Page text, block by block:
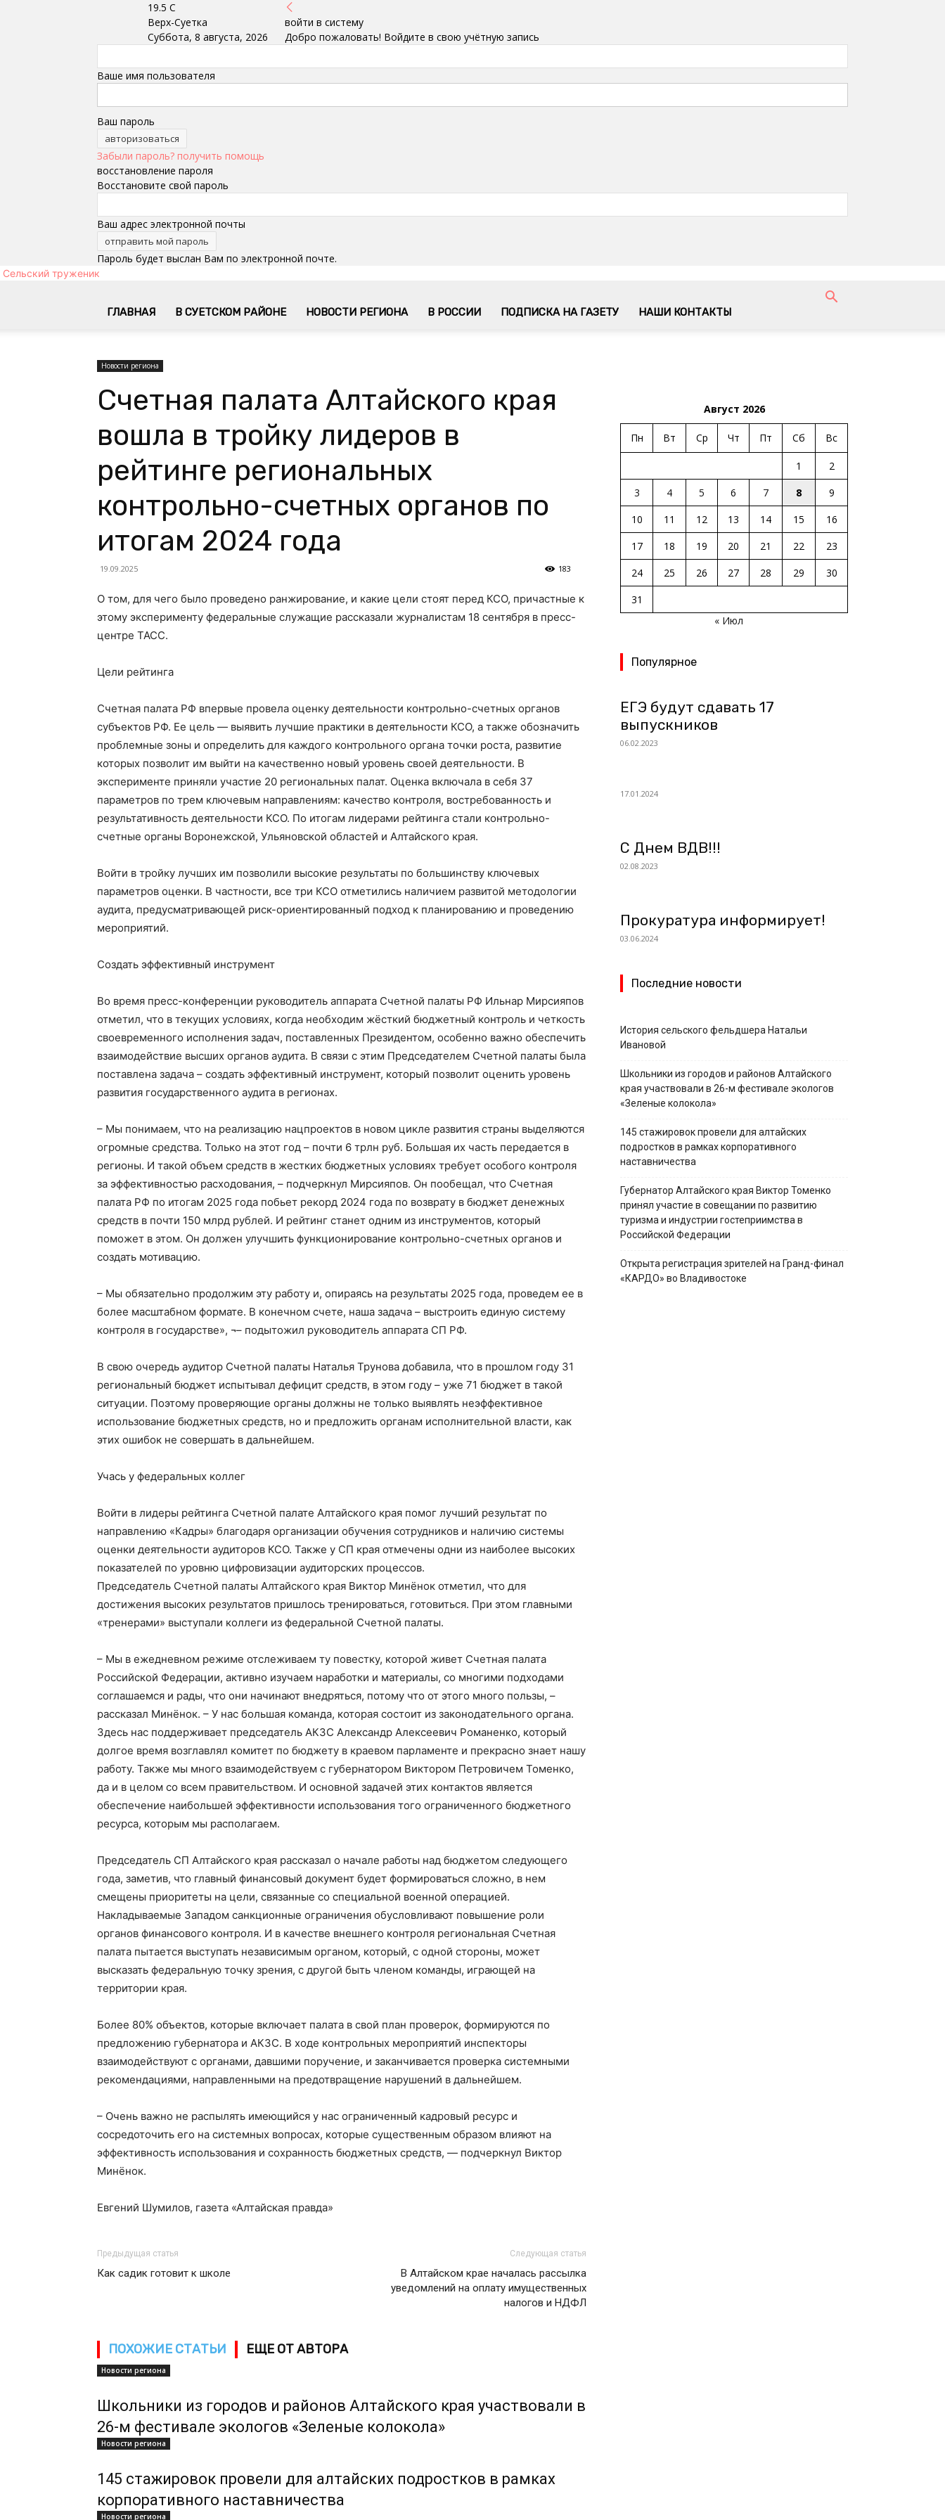
19.5 C
Верх-Суетка
Суббота, 8 августа, 2026
войти в систему
Добро пожаловать! Войдите в свою учётную запись
Ваше имя пользователя
Ваш пароль
Забыли пароль? получить помощь
восстановление пароля
Восстановите свой пароль
Ваш адрес электронной почты
Пароль будет выслан Вам по электронной почте.
Сельский труженик
ГЛАВНАЯ В СУЕТСКОМ РАЙОНЕ НОВОСТИ РЕГИОНА В РОССИИ ПОДПИСКА НА ГАЗЕТУ НАШИ КОНТАКТЫ
Новости региона
Счетная палата Алтайского края
вошла в тройку лидеров в
рейтинге региональных
контрольно-счетных органов по
итогам 2024 года
19.09.2025 183
О том, для чего было проведено ранжирование, и какие цели стоят перед КСО, причастные к
этому эксперименту федеральные служащие рассказали журналистам 18 сентября в пресс-
центре ТАСС.
Цели рейтинга
Счетная палата РФ впервые провела оценку деятельности контрольно-счетных органов
субъектов РФ. Ее цель — выявить лучшие практики в деятельности КСО, а также обозначить
проблемные зоны и определить для каждого контрольного органа точки роста, развитие
которых позволит им выйти на качественно новый уровень своей деятельности. В
эксперименте приняли участие 20 региональных палат. Оценка включала в себя 37
параметров по трем ключевым направлениям: качество контроля, востребованность и
результативность деятельности КСО. По итогам лидерами рейтинга стали контрольно-
счетные органы Воронежской, Ульяновской областей и Алтайского края.
Войти в тройку лучших им позволили высокие результаты по большинству ключевых
параметров оценки. В частности, все три КСО отметились наличием развитой методологии
аудита, предусматривающей риск-ориентированный подход к планированию и проведению
мероприятий.
Создать эффективный инструмент
Во время пресс-конференции руководитель аппарата Счетной палаты РФ Ильнар Мирсияпов
отметил, что в текущих условиях, когда необходим жёсткий бюджетный контроль и четкость
своевременного исполнения задач, поставленных Президентом, особенно важно обеспечить
взаимодействие высших органов аудита. В связи с этим Председателем Счетной палаты была
поставлена задача – создать эффективный инструмент, который позволит оценить уровень
развития государственного аудита в регионах.
– Мы понимаем, что на реализацию нацпроектов в новом цикле развития страны выделяются
огромные средства. Только на этот год – почти 6 трлн руб. Большая их часть передается в
регионы. И такой объем средств в жестких бюджетных условиях требует особого контроля
за эффективностью расходования, – подчеркнул Мирсияпов. Он пообещал, что Счетная
палата РФ по итогам 2025 года побьет рекорд 2024 года по возврату в бюджет денежных
средств в почти 150 млрд рублей. И рейтинг станет одним из инструментов, который
поможет в этом. Он должен улучшить функционирование контрольно-счетных органов и
создать мотивацию.
– Мы обязательно продолжим эту работу и, опираясь на результаты 2025 года, проведем ее в
более масштабном формате. В конечном счете, наша задача – выстроить единую систему
контроля в государстве», ¬– подытожил руководитель аппарата СП РФ.
В свою очередь аудитор Счетной палаты Наталья Трунова добавила, что в прошлом году 31
региональный бюджет испытывал дефицит средств, в этом году – уже 71 бюджет в такой
ситуации. Поэтому проверяющие органы должны не только выявлять неэффективное
использование бюджетных средств, но и предложить органам исполнительной власти, как
этих ошибок не совершать в дальнейшем.
Учась у федеральных коллег
Войти в лидеры рейтинга Счетной палате Алтайского края помог лучший результат по
направлению «Кадры» благодаря организации обучения сотрудников и наличию системы
оценки деятельности аудиторов КСО. Также у СП края отмечены одни из наиболее высоких
показателей по уровню цифровизации аудиторских процессов.
Председатель Счетной палаты Алтайского края Виктор Минёнок отметил, что для
достижения высоких результатов пришлось тренироваться, готовиться. При этом главными
«тренерами» выступали коллеги из федеральной Счетной палаты.
– Мы в ежедневном режиме отслеживаем ту повестку, которой живет Счетная палата
Российской Федерации, активно изучаем наработки и материалы, со многими подходами
соглашаемся и рады, что они начинают внедряться, потому что от этого много пользы, –
рассказал Минёнок. – У нас большая команда, которая состоит из законодательного органа.
Здесь нас поддерживает председатель АКЗС Александр Алексеевич Романенко, который
долгое время возглавлял комитет по бюджету в краевом парламенте и прекрасно знает нашу
работу. Также мы много взаимодействуем с губернатором Виктором Петровичем Томенко,
да и в целом со всем правительством. И основной задачей этих контактов является
обеспечение наибольшей эффективности использования того ограниченного бюджетного
ресурса, которым мы располагаем.
Председатель СП Алтайского края рассказал о начале работы над бюджетом следующего
года, заметив, что главный финансовый документ будет формироваться сложно, в нем
смещены приоритеты на цели, связанные со специальной военной операцией.
Накладываемые Западом санкционные ограничения обусловливают повышение роли
органов финансового контроля. И в качестве внешнего контроля региональная Счетная
палата пытается выступать независимым органом, который, с одной стороны, может
высказать федеральную точку зрения, с другой быть членом команды, играющей на
территории края.
Более 80% объектов, которые включает палата в свой план проверок, формируются по
предложению губернатора и АКЗС. В ходе контрольных мероприятий инспекторы
взаимодействуют с органами, давшими поручение, и заканчивается проверка системными
рекомендациями, направленными на предотвращение нарушений в дальнейшем.
– Очень важно не распылять имеющийся у нас ограниченный кадровый ресурс и
сосредоточить его на системных вопросах, которые существенным образом влияют на
эффективность использования и сохранность бюджетных средств, — подчеркнул Виктор
Минёнок.
Евгений Шумилов, газета «Алтайская правда»
Предыдущая статья
Как садик готовит к школе
Следующая статья
В Алтайском крае началась рассылка
уведомлений на оплату имущественных
налогов и НДФЛ
ПОХОЖИЕ СТАТЬИ ЕЩЕ ОТ АВТОРА
Новости региона
Школьники из городов и районов Алтайского края участвовали в
26-м фестивале экологов «Зеленые колокола»
Новости региона
145 стажировок провели для алтайских подростков в рамках
корпоративного наставничества
Новости региона
Август 2026
Пн Вт Ср Чт Пт Сб Вс
1
2
3
4 5 6 7 8
9
10
11 12 13 14 15
16
17
18 19 20 21 22
23
24
25 26 27 28 29
30
31
« Июл
Популярное
ЕГЭ будут сдавать 17
выпускников
06.02.2023
17.01.2024
С Днем ВДВ!!!
02.08.2023
Прокуратура информирует!
03.06.2024
Последние новости
История сельского фельдшера Натальи
Ивановой
Школьники из городов и районов Алтайского
края участвовали в 26-м фестивале экологов
«Зеленые колокола»
145 стажировок провели для алтайских
подростков в рамках корпоративного
наставничества
Губернатор Алтайского края Виктор Томенко
принял участие в совещании по развитию
туризма и индустрии гостеприимства в
Российской Федерации
Открыта регистрация зрителей на Гранд-финал
«КАРДО» во Владивостоке